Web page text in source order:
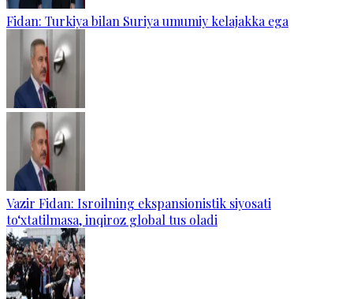
Fidan: Turkiya bilan Suriya umumiy kelajakka ega
Vazir Fidan: Isroilning ekspansionistik siyosati
to‘xtatilmasa, inqiroz global tus oladi